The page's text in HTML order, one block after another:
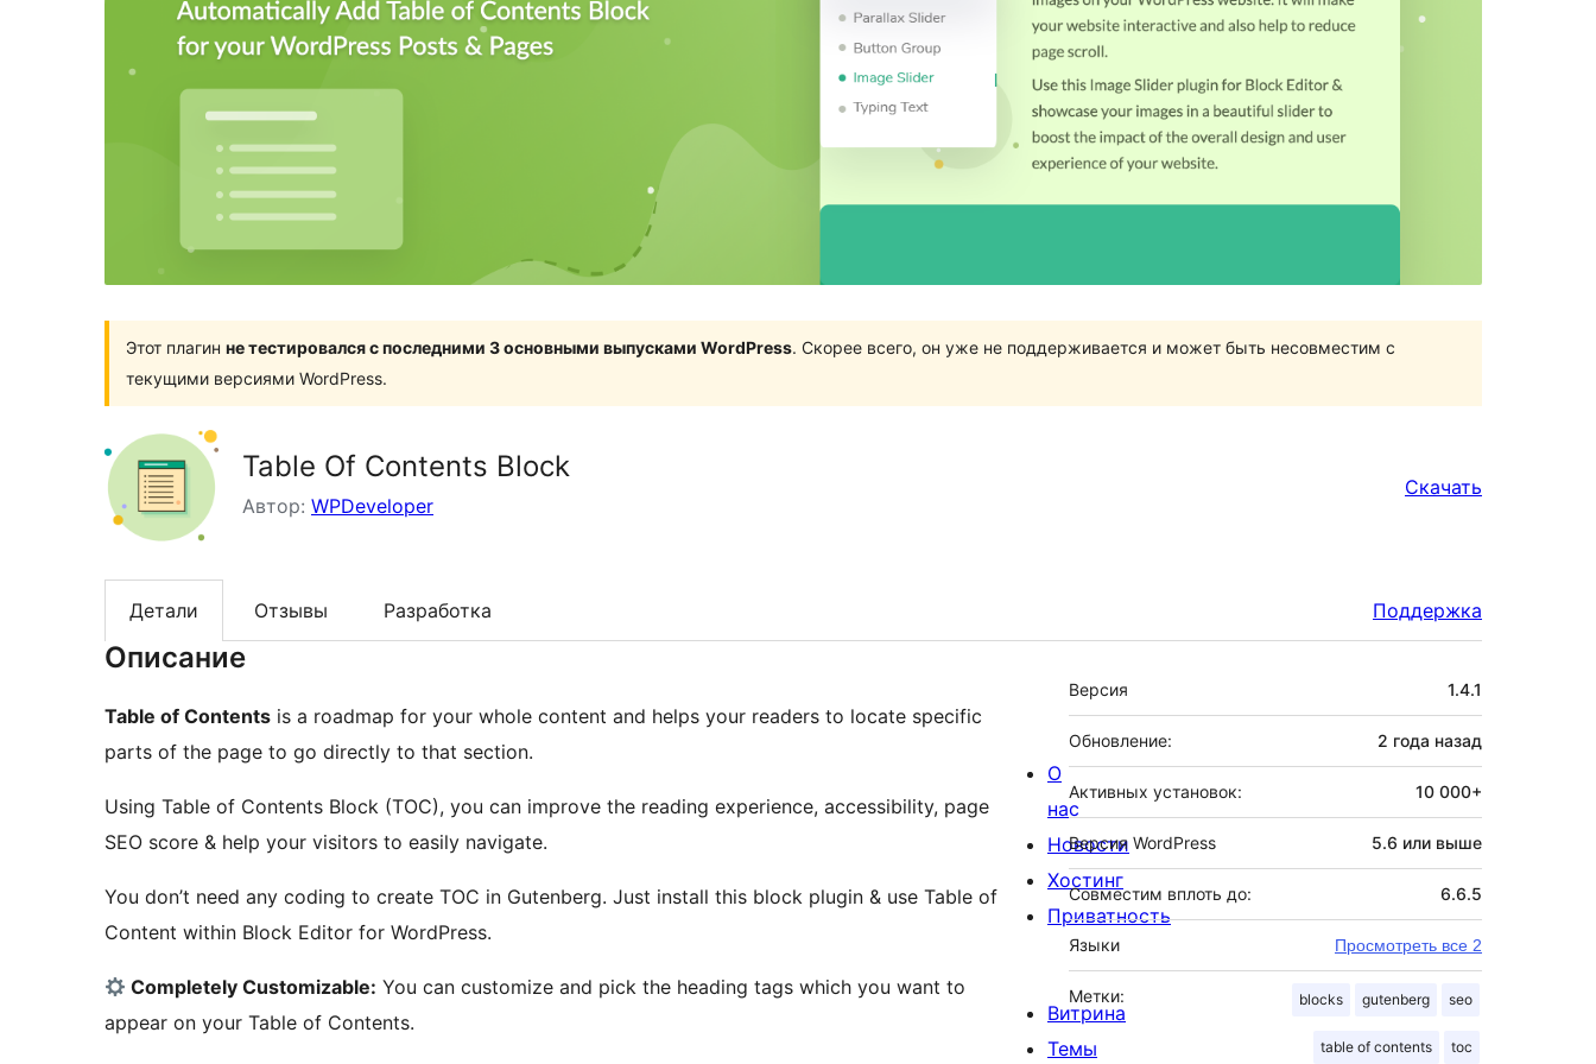
Этот плагин не тестировался с последними 3 основными выпусками WordPress. Скорее всего, он уже не поддерживается и может быть несовместим с
текущими версиями WordPress.
Table Of Contents Block
Автор: WPDeveloper
Скачать
Детали Отзывы Разработка Поддержка
Описание
Table of Contents is a roadmap for your whole content and helps your readers to locate specific
parts of the page to go directly to that section.
Using Table of Contents Block (TOC), you can improve the reading experience, accessibility, page
SEO score & help your visitors to easily navigate.
You don’t need any coding to create TOC in Gutenberg. Just install this block plugin & use Table of
Content within Block Editor for WordPress.
Completely Customizable: You can customize and pick the heading tags which you want to
appear on your Table of Contents.
Мета
Версия 1.4.1
Обновление: 2 года назад
Активных установок: 10 000+
Версия WordPress 5.6 или выше
Совместим вплоть до: 6.6.5
Языки Просмотреть все 2
Метки: blocks gutenberg seo
table of contents toc
О
нас
Новости
Хостинг
Приватность
Витрина
Темы